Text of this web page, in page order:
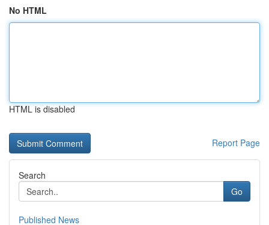
No HTML
HTML is disabled
Report Page
Search
Go
Published News